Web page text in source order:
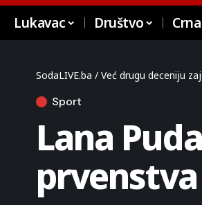
Lukavac Društvo
SodaLIVE.ba / Već drugu deceniju
Sport
Lana